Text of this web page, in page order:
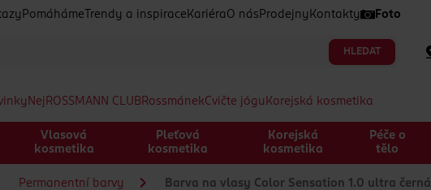
Pomáháme Trendy a inspirace Kariéra O nás Prodejny Kontakty Foto
HLEDAT
Nej ROSSMANN CLUBRossmánekCvičte jógu Korejská kosmetika
Vlasová
kosmetika
Pleťová
kosmetika
Korejská
kosmetika
Péče o
tělo
Permanentní barvy Barva na vlasy Color Sensation 1.0 ultra černá